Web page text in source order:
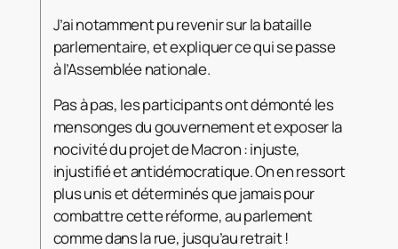
J’ai notamment pu revenir sur la bataille
parlementaire, et expliquer ce qui se passe
à l’Assemblée nationale.
Pas à pas, les participants ont démonté les
mensonges du gouvernement et exposer la
nocivité du projet de Macron : injuste,
injustifié et antidémocratique. On enressort
plus unis et déterminés que jamais pour
combattre cette réforme, au parlement
comme dans la rue, jusqu’au retrait !